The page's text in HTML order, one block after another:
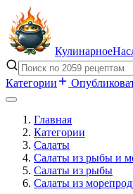
Кулинарное
Категории
Главная
Категории
Салаты
Салаты из рыбы и
Салаты из рыбы
Салаты из